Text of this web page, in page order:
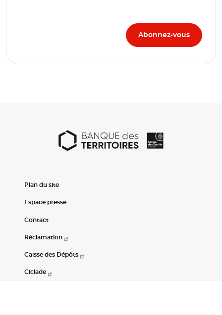
Plan du site
Espace presse
Contact
Réclamation
Caisse des Dépôts
Ciclade